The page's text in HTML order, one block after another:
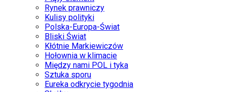
Rynek prawniczy
Kulisy polityki
Polska-Europa-Świat
Bliski Świat
Kłótnie Markiewiczów
Hołownia w klimacie
Między nami POL i tyka
Sztuka sporu
Eureka odkrycie tygodnia